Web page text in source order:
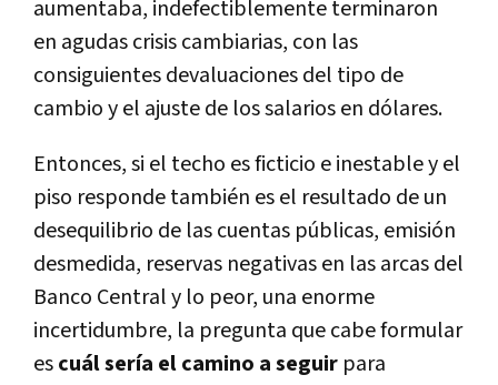
aumentaba, indefectiblemente terminaron
en agudas crisis cambiarias, con las
consiguientes devaluaciones del tipo de
cambio y el ajuste de los salarios en dólares.
Entonces, si el techo es ficticio e inestable y el
piso responde también es el resultado de un
desequilibrio de las cuentas públicas, emisión
desmedida, reservas negativas en las arcas del
Banco Central y lo peor, una enorme
incertidumbre, la pregunta que cabe formular
escuál sería el camino a seguir para